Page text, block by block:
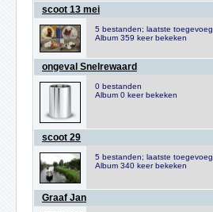
scoot 13 mei
5 bestanden; laatste
Album 359 keer bekeken
ongeval Snelrewaard
0 bestanden
Album 0 keer bekeken
scoot 29
5 bestanden; laatste
Album 340 keer bekeken
Graaf Jan